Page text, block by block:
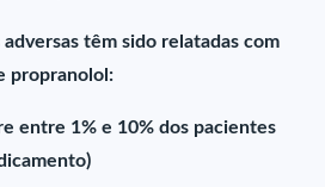
têm sido relatadas com
propranolol:
entre 1% e 10% dos pacientes